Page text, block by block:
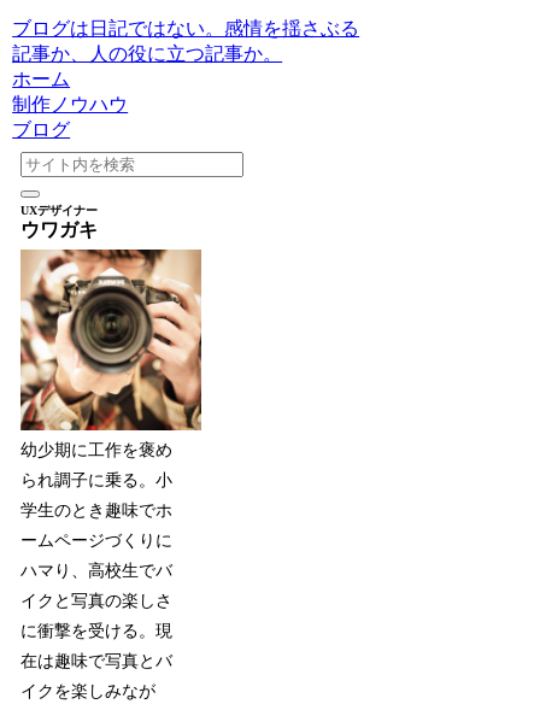
ブログは日記ではない。感情を揺さぶる
記事か、人の役に立つ記事か。
ホーム
制作ノウハウ
ブログ
UXデザイナー
ウワガキ
幼少期に工作を褒め
られ調子に乗る。小
学生のとき趣味でホ
ームページづくりに
ハマり、高校生でバ
イクと写真の楽しさ
に衝撃を受ける。現
在は趣味で写真とバ
イクを楽しみなが